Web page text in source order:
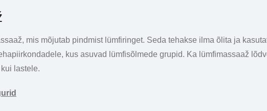
mis mõjutab pindmist lümfiringet. Seda tehakse ilma õlita ja
kus asuvad lümfisõlmede grupid. Ka lümfimassaaž
lastele.